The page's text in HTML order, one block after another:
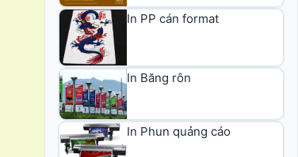
In PP cán format
In Băng rôn
In Phun quảng cáo